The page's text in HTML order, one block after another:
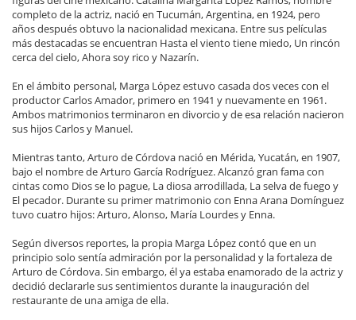
completo de la actriz, nació en Tucumán, Argentina, en 1924, pero
años después obtuvo la nacionalidad mexicana. Entre sus películas
más destacadas se encuentran Hasta el viento tiene miedo, Un rincón
cerca del cielo, Ahora soy rico y Nazarín.
En el ámbito personal, Marga López estuvo casada dos veces con el
productor Carlos Amador, primero en 1941 y nuevamente en 1961.
Ambos matrimonios terminaron en divorcio y de esa relación nacieron
sus hijos Carlos y Manuel.
Mientras tanto, Arturo de Córdova nació en Mérida, Yucatán, en 1907,
bajo el nombre de Arturo García Rodríguez. Alcanzó gran fama con
cintas como Dios se lo pague, La diosa arrodillada, La selva de fuego y
El pecador. Durante su primer matrimonio con Enna Arana Domínguez
tuvo cuatro hijos: Arturo, Alonso, María Lourdes y Enna.
Según diversos reportes, la propia Marga López contó que en un
principio solo sentía admiración por la personalidad y la fortaleza de
Arturo de Córdova. Sin embargo, él ya estaba enamorado de la actriz y
decidió declararle sus sentimientos durante la inauguración del
restaurante de una amiga de ella.